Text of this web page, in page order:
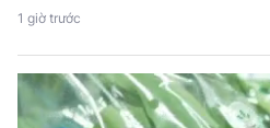
1 giờ trước